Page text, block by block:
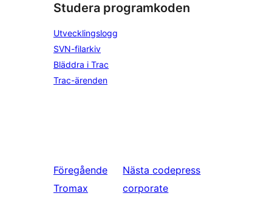
Studera programkoden
Utvecklingslogg
SVN-filarkiv
Bläddra i Trac
Trac-ärenden
Föregående
Tromax
Nästa codepress
corporate